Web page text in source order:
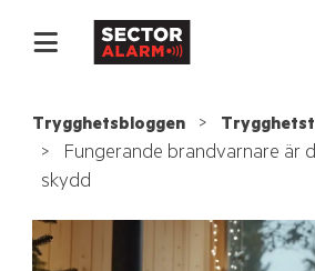
Trygghetsbloggen
Fungerande brandvarnare är
skydd